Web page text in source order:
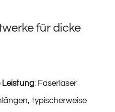
für dicke
Leistung: Faserlaser
typischerweise